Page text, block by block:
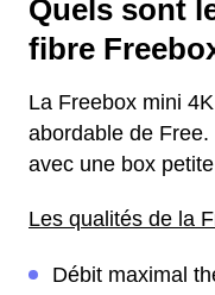
Quels sont
fibre
La Freebox mini
abordable de
avec une box
Les qualités de la
Débit maximal